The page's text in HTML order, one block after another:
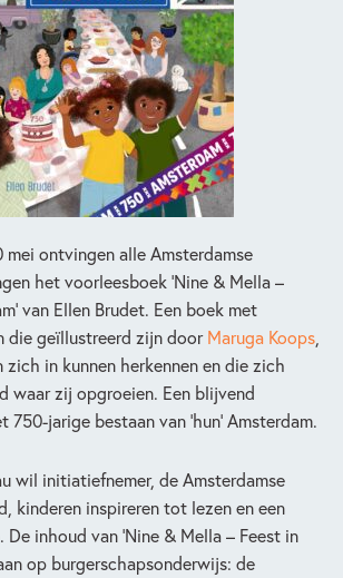
mei ontvingen alle Amsterdamse
het voorleesboek ‘Nine & Mella –
van Ellen Brudet. Een boek met
die geïllustreerd zijn doorMaruga Koops
zich in kunnen herkennen en die zich
waar zij opgroeien. Een blijvend
750-jarige bestaan van ‘hun’ Amsterdam.
wil initiatiefnemer, de Amsterdamse
kinderen inspireren tot lezen en een
inhoud van ‘Nine & Mella – Feest in
op burgerschapsonderwijs: de